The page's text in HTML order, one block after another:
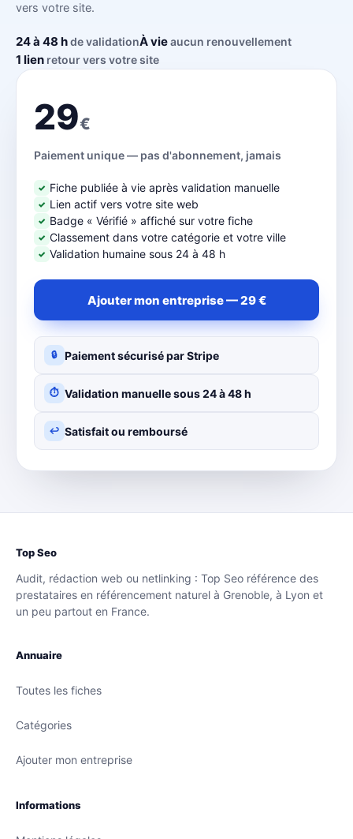
vers votre site.
24 à 48 hde validationÀ vieaucun renouvellement
1 lien retour vers votre site
29€
Paiement unique — pas d'abonnement, jamais
✓ Fiche publiée à vie après validation manuelle
✓ Lien actif vers votre site web
✓ Badge « Vérifié » affiché sur votre fiche
✓ Classement dans votre catégorie et votre ville
✓ Validation humaine sous 24 à 48 h
Ajouter mon entreprise — 29 €
🔒 Paiement sécurisé par Stripe
⏱ Validation manuelle sous 24 à 48 h
↩ Satisfait ou remboursé
Top Seo
Audit, rédaction web ou netlinking : Top Seo référence des
prestataires en référencement naturel à Grenoble, à Lyon et
un peu partout en France.
Annuaire
Toutes les fiches
Catégories
Ajouter mon entreprise
Informations